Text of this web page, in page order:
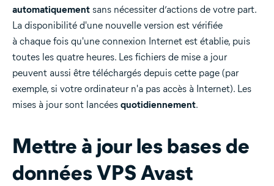
automatiquement sans nécessiter d’actions de votre part.
La disponibilité d'une nouvelle version est vérifiée
à chaque fois qu'une connexion Internet est établie, puis
toutes les quatre heures. Les fichiers de mise a jour
peuvent aussi être téléchargés depuis cette page (par
exemple, si votre ordinateur n'a pas accès à Internet). Les
mises à jour sont lancées quotidiennement.
Mettre à jour les bases de
données VPS Avast